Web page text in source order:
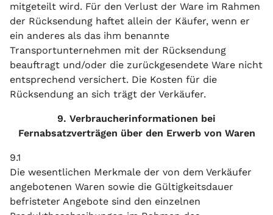
mitgeteilt wird. Für den Verlust der Ware im Rahmen
der Rücksendung haftet allein der Käufer, wenn er
ein anderes als das ihm benannte
Transportunternehmen mit der Rücksendung
beauftragt und/oder die zurückgesendete Ware nicht
entsprechend versichert. Die Kosten für die
Rücksendung an sich trägt der Verkäufer.
9. Verbraucherinformationen bei
Fernabsatzverträgen über den Erwerb von Waren
9.1
Die wesentlichen Merkmale der von dem Verkäufer
angebotenen Waren sowie die Gültigkeitsdauer
befristeter Angebote sind den einzelnen